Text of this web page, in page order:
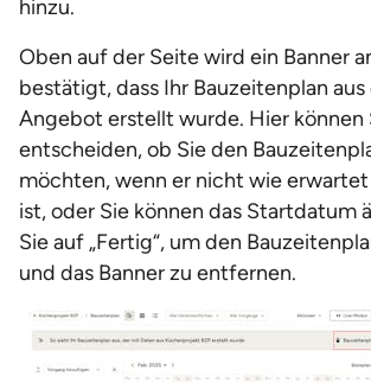
hinzu.
Oben auf der Seite wird ein Banner
bestätigt, dass Ihr Bauzeitenplan
Angebot erstellt wurde. Hier können
entscheiden, ob Sie den
möchten, wenn er nicht wie
ist, oder Sie können das Startdatum
Sie auf „Fertig“, um den
und das Banner zu entfernen.